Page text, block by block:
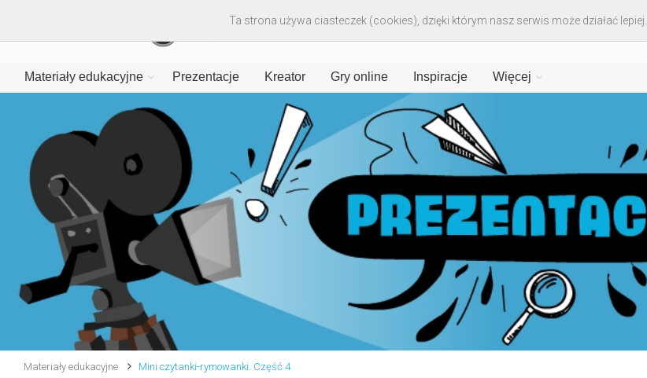
Materiały edukacyjne Prezentacje Kreator Gry online Inspiracje Więcej
Materiały edukacyjne Mini czytanki-rymowanki. Część 4
Ta strona używa ciasteczek (cookies), dzięki którym nasz serwis może działać lepiej.